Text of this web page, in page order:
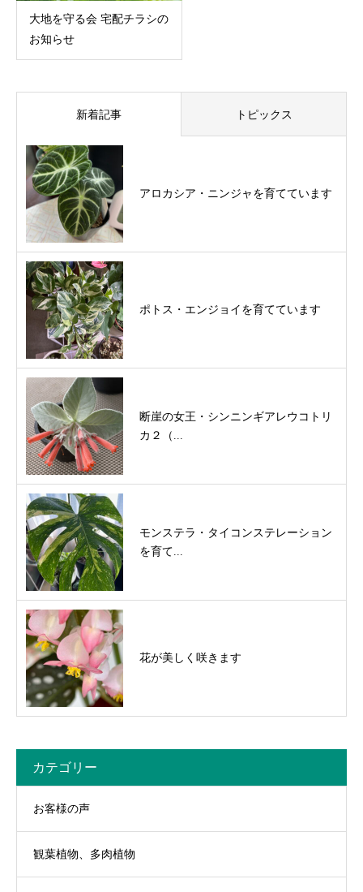
大地を守る会 宅配チラシの
お知らせ
新着記事 トピックス
アロカシア・ニンジャを育てています
ポトス・エンジョイを育てています
断崖の女王・シンニンギアレウコトリ
カ２（...
モンステラ・タイコンステレーション
を育て...
花が美しく咲きます
カテゴリー
お客様の声
観葉植物、多肉植物